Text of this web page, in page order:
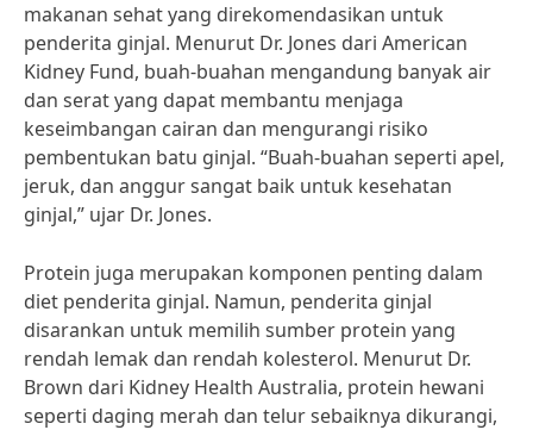
makanan sehat yang direkomendasikan untuk
penderita ginjal. Menurut Dr. Jones dari American
Kidney Fund, buah-buahan mengandung banyak air
dan serat yang dapat membantu menjaga
keseimbangan cairan dan mengurangi risiko
pembentukan batu ginjal. “Buah-buahan seperti apel,
jeruk, dan anggur sangat baik untuk kesehatan
ginjal,” ujar Dr. Jones.
Protein juga merupakan komponen penting dalam
diet penderita ginjal. Namun, penderita ginjal
disarankan untuk memilih sumber protein yang
rendah lemak dan rendah kolesterol. Menurut Dr.
Brown dari Kidney Health Australia, protein hewani
seperti daging merah dan telur sebaiknya dikurangi,